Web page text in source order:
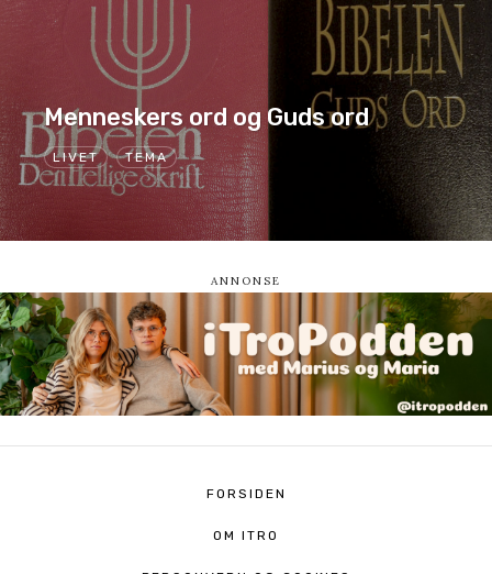
LIVET TEMA
Menneskers ord og Guds ord
FORSIDEN
OM ITRO